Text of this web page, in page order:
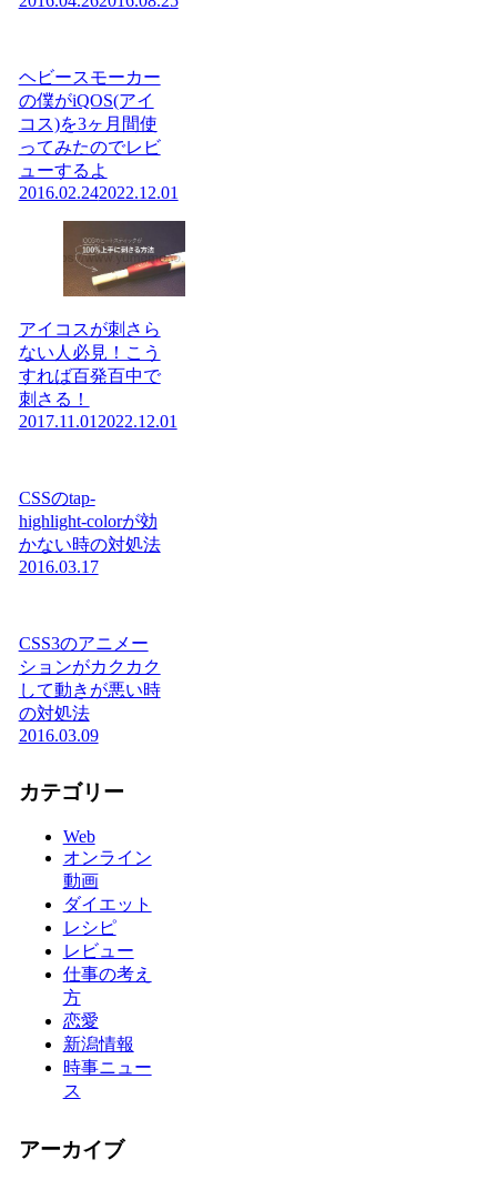
ヘビースモーカー
の僕がiQOS(アイ
コス)を3ヶ月間使
ってみたのでレビ
ューするよ
2016.02.242022.12.01
アイコスが刺さら
ない人必見！こう
すれば百発百中で
刺さる！
2017.11.01 2022.12.01
CSSのtap-
highlight-colorが効
かない時の対処法
2016.03.17
CSS3のアニメー
ションがカクカク
して動きが悪い時
の対処法
2016.03.09
カテゴリー
Web
オンライン
動画
ダイエット
レシピ
レビュー
仕事の考え
方
恋愛
新潟情報
時事ニュー
ス
アーカイブ